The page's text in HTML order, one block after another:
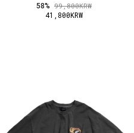
58% 99,800KRW
41,800KRW